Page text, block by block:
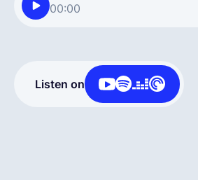
00:00
Listen on
Solicita una demo